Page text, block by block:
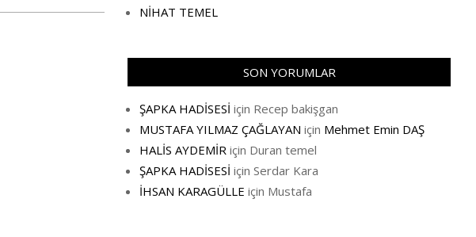
NİHAT TEMEL
SON YORUMLAR
ŞAPKA HADİSESİ için Recep bakişgan
MUSTAFA YILMAZ ÇAĞLAYAN için Mehmet Emin DAŞ
HALİS AYDEMİR için Duran temel
ŞAPKA HADİSESİ için Serdar Kara
İHSAN KARAGÜLLE için Mustafa